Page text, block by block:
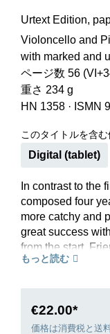
Urtext Edition,
Violoncello and
with marked and
ページ数 56
重さ 234 g
HN 1358 · ISMN
このタイトルを含む
Digital (tablet)
In contrast to the
composed four
more catchy and
great success
from the start.
d’Indy wrote to
I found what is
music.” It
もっと読む
€22.00*
価格は消費税と送